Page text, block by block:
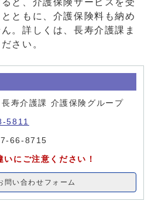
ともに、介護保険料も納め
。詳しくは、長寿介護課ま
さい。
寿介護課 介護保険グループ
5811
66-8715
にご注意ください！
問い合わせフォーム